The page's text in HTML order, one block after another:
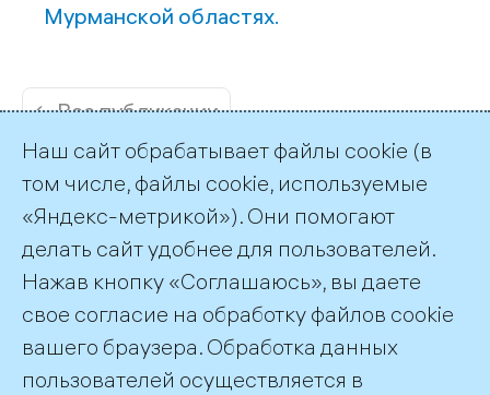
Мурманской областях.
← Все публикации
Пресс-служба ТГК-1
+7 (812) 688-32-84
press@tgc1.ru
Наш сайт обрабатывает файлы cookie (в
том числе, файлы cookie, используемые
«Яндекс-метрикой»). Они помогают
делать сайт удобнее для пользователей.
Нажав кнопку «Соглашаюсь», вы даете
свое согласие на обработку файлов cookie
вашего браузера. Обработка данных
пользователей осуществляется в